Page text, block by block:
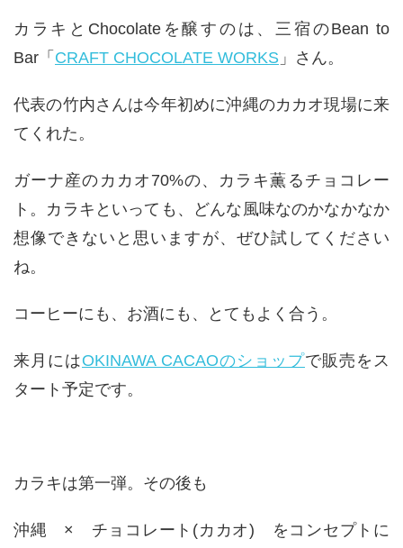
カラキとChocolateを醸すのは、三宿のBean to
Bar「 CRAFT CHOCOLATE WORKS 」さん。
代表の竹内さんは今年初めに沖縄のカカオ現場に来
てくれた。
ガーナ産のカカオ70%の、カラキ薫るチョコレー
ト。カラキといっても、どんな風味なのかなかなか
想像できないと思いますが、ぜひ試してください
ね。
コーヒーにも、お酒にも、とてもよく合う。
来月にはOKINAWA CACAOのショップで販売をス
タート予定です。
カラキは第一弾。その後も
沖縄 × チョコレート(カカオ) をコンセプトに